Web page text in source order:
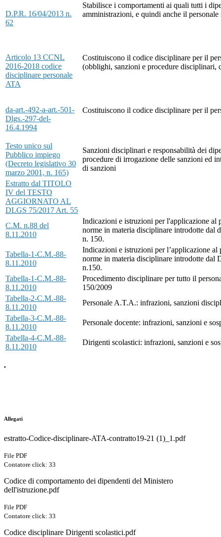
D.P.R. 16/04/2013 n.
62
Stabilisce i comportamenti ai quali tutti i
amministrazioni, e quindi anche il
Articolo 13 CCNL
2016-2018 codice
disciplinare personale
ATA
Costituiscono il codice disciplinare per il
(obblighi, sanzioni e procedure disciplinari,
da-art.-492-a-art.-501-
Dlgs.-297-del-
16.4.1994
Costituiscono il codice disciplinare per il
Testo unico sul
Pubblico impiego
(Decreto legislativo 30
marzo 2001, n. 165)
Sanzioni disciplinari e responsabilità dei
procedure di irrogazione delle sanzioni ed
di sanzioni
Estratto dal TITOLO
IV del TESTO
AGGIORNATO AL
DLGS 75/2017 Art. 55
C.M. n.88 del
8.11.2010
Indicazioni e istruzioni per l'applicazione al
norme in materia disciplinare introdotte dal
n. 150.
Tabella-1-C.M.-88-
8.11.2010
Indicazioni e istruzioni per l’applicazione al
norme in materia disciplinare introdotte dal
n.150.
Tabella-1-C.M.-88-
8.11.2010
Procedimento disciplinare per tutto il
150/2009
Tabella-2-C.M.-88-
8.11.2010
Personale A.T.A.: infrazioni, sanzioni
Tabella-3-C.M.-88-
8.11.2010
Personale docente: infrazioni, sanzioni e
Tabella-4-C.M.-88-
8.11.2010
Dirigenti scolastici: infrazioni, sanzioni e
.
Allegati
estratto-Codice-disciplinare-ATA-contratto19-21 (1)_1.pdf
File PDF
Contatore click: 33
Codice di comportamento dei dipendenti del Ministero
dell'istruzione.pdf
File PDF
Contatore click: 33
Codice disciplinare Dirigenti scolastici.pdf